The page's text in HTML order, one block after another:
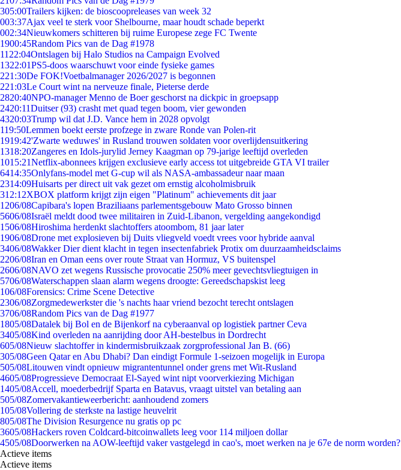
305:00Trailers kijken: de bioscoopreleases van week 32
003:37Ajax veel te sterk voor Shelbourne, maar houdt schade beperkt
002:34Nieuwkomers schitteren bij ruime Europese zege FC Twente
1900:45Random Pics van de Dag #1978
11 22:04Ontslagen bij Halo Studios na Campaign Evolved
1322:01PS5-doos waarschuwt voor einde fysieke games
221:30De FOK!Voetbalmanager 2026/2027 is begonnen
221:03Le Court wint na nerveuze finale, Pieterse derde
2820:40NPO-manager Menno de Boer geschorst na dickpic in groepsapp
2420:11Duitser (93) crasht met quad tegen boom, vier gewonden
4320:03Trump wil dat J.D. Vance hem in 2028 opvolgt
119:50Lemmen boekt eerste profzege in zware Ronde van Polen-rit
1919:42'Zwarte weduwes' in Rusland trouwen soldaten voor overlijdensuitkering
1318:20Zangeres en Idols-jurylid Jerney Kaagman op 79-jarige leeftijd overleden
1015:21Netflix-abonnees krijgen exclusieve early access tot uitgebreide GTA VI trailer
6414:35Onlyfans-model met G-cup wil als NASA-ambassadeur naar maan
2314:09Huisarts per direct uit vak gezet om ernstig alcoholmisbruik
312:12XBOX platform krijgt zijn eigen "Platinum" achievements dit jaar
1206/08Capibara's lopen Braziliaans parlementsgebouw Mato Grosso binnen
5606/08Israël meldt dood twee militairen in Zuid-Libanon, vergelding aangekondigd
1506/08Hiroshima herdenkt slachtoffers atoombom, 81 jaar later
1906/08Drone met explosieven bij Duits vliegveld voedt vrees voor hybride aanval
3406/08Wakker Dier dient klacht in tegen insectenfabriek Protix om duurzaamheidsclaims
2206/08Iran en Oman eens over route Straat van Hormuz, VS buitenspel
2606/08NAVO zet wegens Russische provocatie 250% meer gevechtsvliegtuigen in
5706/08Waterschappen slaan alarm wegens droogte: Gereedschapskist leeg
106/08Forensics: Crime Scene Detective
2306/08Zorgmedewerkster die 's nachts haar vriend bezocht terecht ontslagen
3706/08Random Pics van de Dag #1977
1805/08Datalek bij Bol en de Bijenkorf na cyberaanval op logistiek partner Ceva
3405/08Kind overleden na aanrijding door AH-bestelbus in Dordrecht
605/08Nieuw slachtoffer in kindermisbruikzaak zorgprofessional Jan B. (66)
305/08Geen Qatar en Abu Dhabi? Dan eindigt Formule 1-seizoen mogelijk in Europa
505/08Litouwen vindt opnieuw migrantentunnel onder grens met Wit-Rusland
4605/08Progressieve Democraat El-Sayed wint nipt voorverkiezing Michigan
1405/08Accell, moederbedrijf Sparta en Batavus, vraagt uitstel van betaling aan
505/08Zomervakantieweerbericht: aanhoudend zomers
105/08Vollering de sterkste na lastige heuvelrit
805/08The Division Resurgence nu gratis op pc
3605/08Hackers roven Coldcard-bitcoinwallets leeg voor 114 miljoen dollar
4505/08Doorwerken na AOW-leeftijd vaker vastgelegd in cao's, moet werken na je 67e de norm worden?
Actieve items
Actieve items